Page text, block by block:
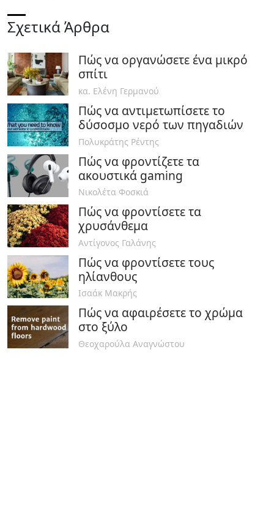
Σχετικά Άρθρα
Πώς να οργανώσετε ένα μικρό
σπίτι
κα. Ελένη Γερμανού
Πώς να αντιμετωπίσετε το
δύσοσμο νερό των πηγαδιών
Πολυκράτης Ρέντης
Πώς να φροντίζετε τα
ακουστικά gaming
Νικολέτα Φοσκιά
Πώς να φροντίσετε τα
χρυσάνθεμα
Αντίγονος Γαλάνης
Πώς να φροντίσετε τους
ηλίανθους
Ισαάκ Μακρής
Πώς να αφαιρέσετε το χρώμα
στο ξύλο
Θεοχαρούλα Αναγνώστου